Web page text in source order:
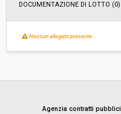
DOCUMENTAZIONE DI LOTTO (0)
Nessun allegato presente
Agenzia contratti pubblici